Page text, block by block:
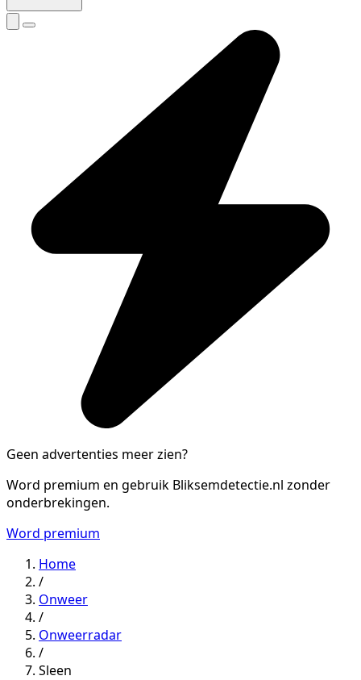
Geen advertenties meer zien?
Word premium en gebruik Bliksemdetectie.nl zonder
onderbrekingen.
Word premium
Home
/
Onweer
/
Onweerradar
/
Sleen